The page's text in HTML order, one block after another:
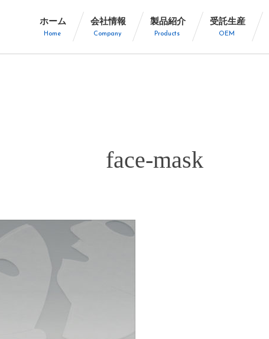
ホーム
Home
会社情報
Company
製品紹介
Products
受託生産
OEM
face-mask